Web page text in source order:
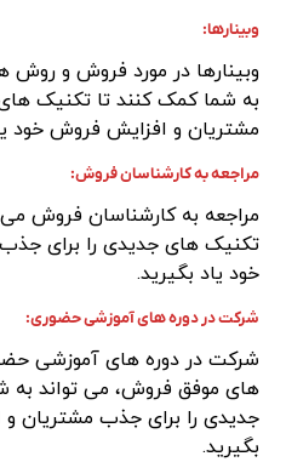
وبینارها:
وبینارها در مورد فروش و روش
به شما کمک کنند تا تکنیک
مشتریان و افزایش فروش خود
مراجعه به کارشناسان فروش:
مراجعه به کارشناسان فروش
تکنیک های جدیدی را برای
خود یاد بگیرید.
شرکت در دوره های آموزشی حضوری:
شرکت در دوره های آموزشی
های موفق فروش، می تواند به
جدیدی را برای جذب مشتریان
بگیرید.